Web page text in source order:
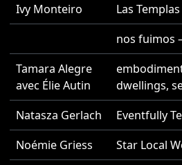
Ivy Monteiro Las Templas
nos fuimos
Tamara Alegre
avec Élie Autin
dwellings,
Natasza Gerlach Eventfully
Noémie Griess
Star Local